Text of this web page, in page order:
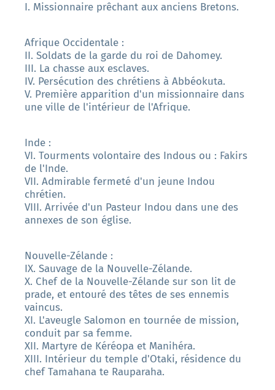
I. Missionnaire prêchant aux anciens Bretons.
Afrique Occidentale :
II. Soldats de la garde du roi de Dahomey.
III. La chasse aux esclaves.
IV. Persécution des chrétiens à Abbéokuta.
V. Première apparition d'un missionnaire dans
une ville de l'intérieur de l'Afrique.
Inde :
VI. Tourments volontaire des Indous ou : Fakirs
de l'Inde.
VII. Admirable fermeté d'un jeune Indou
chrétien.
VIII. Arrivée d'un Pasteur Indou dans une des
annexes de son église.
Nouvelle-Zélande :
IX. Sauvage de la Nouvelle-Zélande.
X. Chef de la Nouvelle-Zélande sur son lit de
prade, et entouré des têtes de ses ennemis
vaincus.
XI. L'aveugle Salomon en tournée de mission,
conduit par sa femme.
XII. Martyre de Kéréopa et Manihéra.
XIII. Intérieur du temple d'Otaki, résidence du
chef Tamahana te Rauparaha.